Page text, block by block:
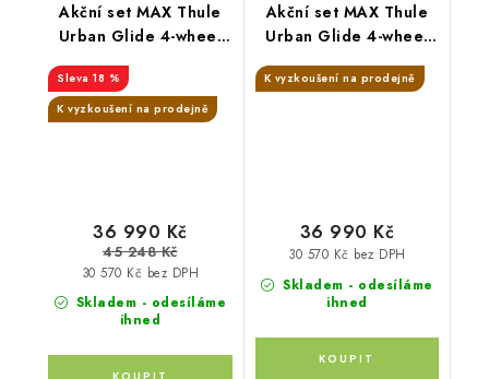
Akční set MAX Thule
Urban Glide 4-wheel
Black + Joie
18 %
K vyzkoušení na prodejně
Skladem - odesíláme
ihned
30 570 Kč bez DPH
36 990 Kč
45 248 Kč
Akční set MAX Thule
Urban Glide 4-wheel
Soft Beige + Joie
K vyzkoušení na prodejně
Skladem - odesíláme
ihned
30 570 Kč bez DPH
36 990 Kč